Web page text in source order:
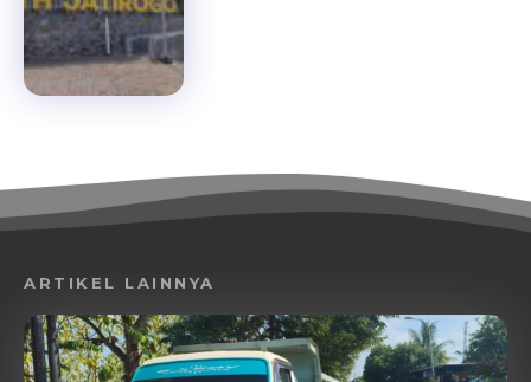
ARTIKEL LAINNYA